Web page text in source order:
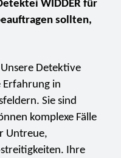
WIDDER für
sollten,
Unsere Detektive
in
Sie sind
komplexe Fälle
Untreue,
Ihre